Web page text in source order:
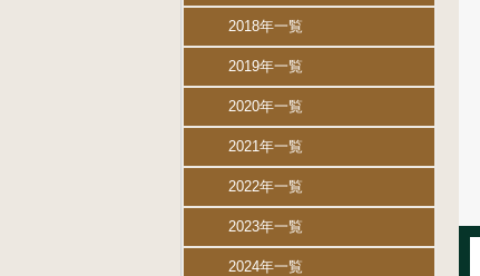
2018年一覧
2019年一覧
2020年一覧
2021年一覧
2022年一覧
2023年一覧
2024年一覧